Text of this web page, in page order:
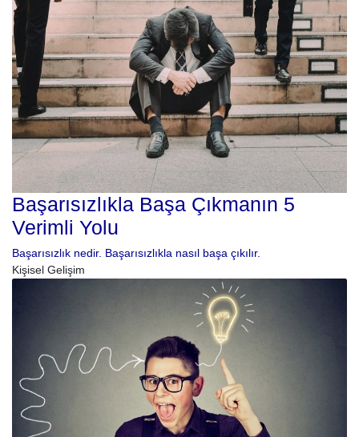
Başarısızlıkla Başa Çıkmanın 5
Verimli Yolu
Başarısızlık nedir. Başarısızlıkla nasıl başa çıkılır.
Kişisel Gelişim